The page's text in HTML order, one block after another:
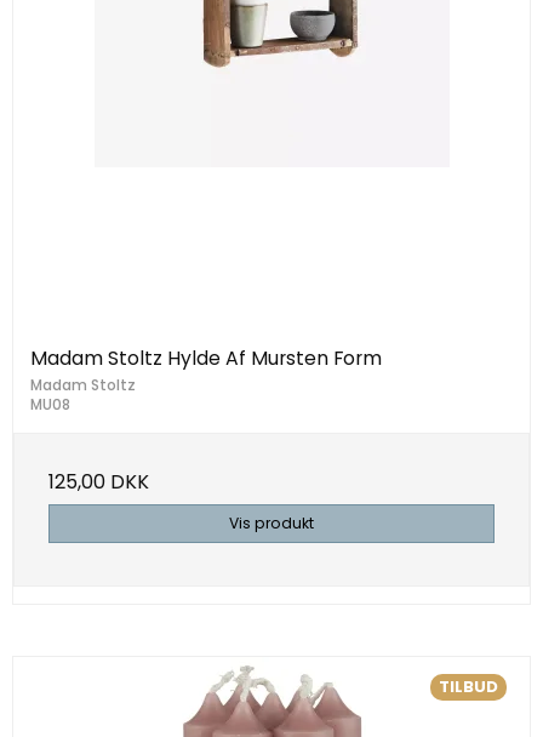
Madam Stoltz Hylde Af Mursten Form
Madam Stoltz
MU08
125,00 DKK
Vis produkt
TILBUD